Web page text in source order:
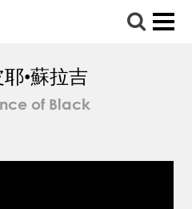
•蘇拉吉
of Black